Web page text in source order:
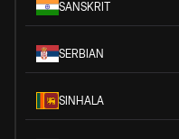
SANSKRIT
SERBIAN
SINHALA